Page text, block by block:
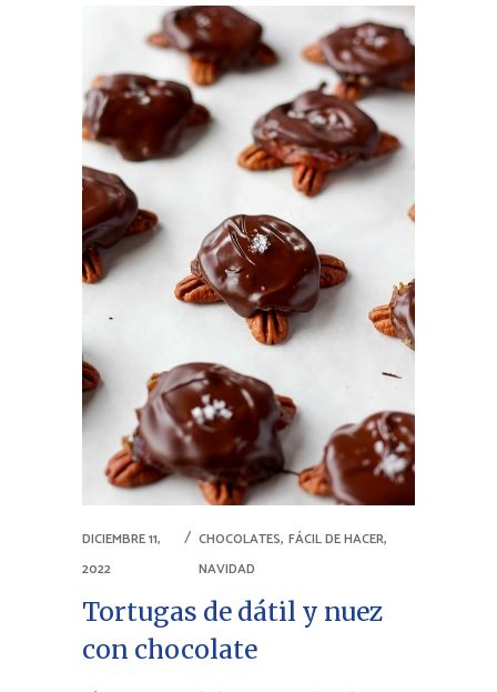
DICIEMBRE 11,
2022
CHOCOLATES, FÁCIL DE HACER,
NAVIDAD
Tortugas de dátil y nuez
con chocolate